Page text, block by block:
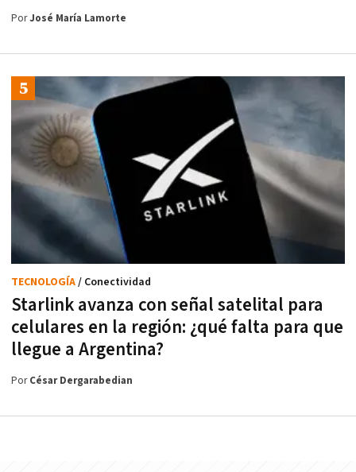
PorJosé María Lamorte
Starlink avanza con señal satelital para
celulares en la región: ¿qué falta para que
llegue a Argentina?
TECNOLOGÍA/ Conectividad
PorCésar Dergarabedian